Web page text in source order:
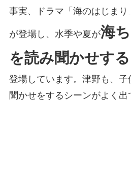
事実、ドラマ「海のはじま
が登場し、水季や夏が海
を読み聞かせす
登場しています。津野も、
聞かせをするシーンがよく出